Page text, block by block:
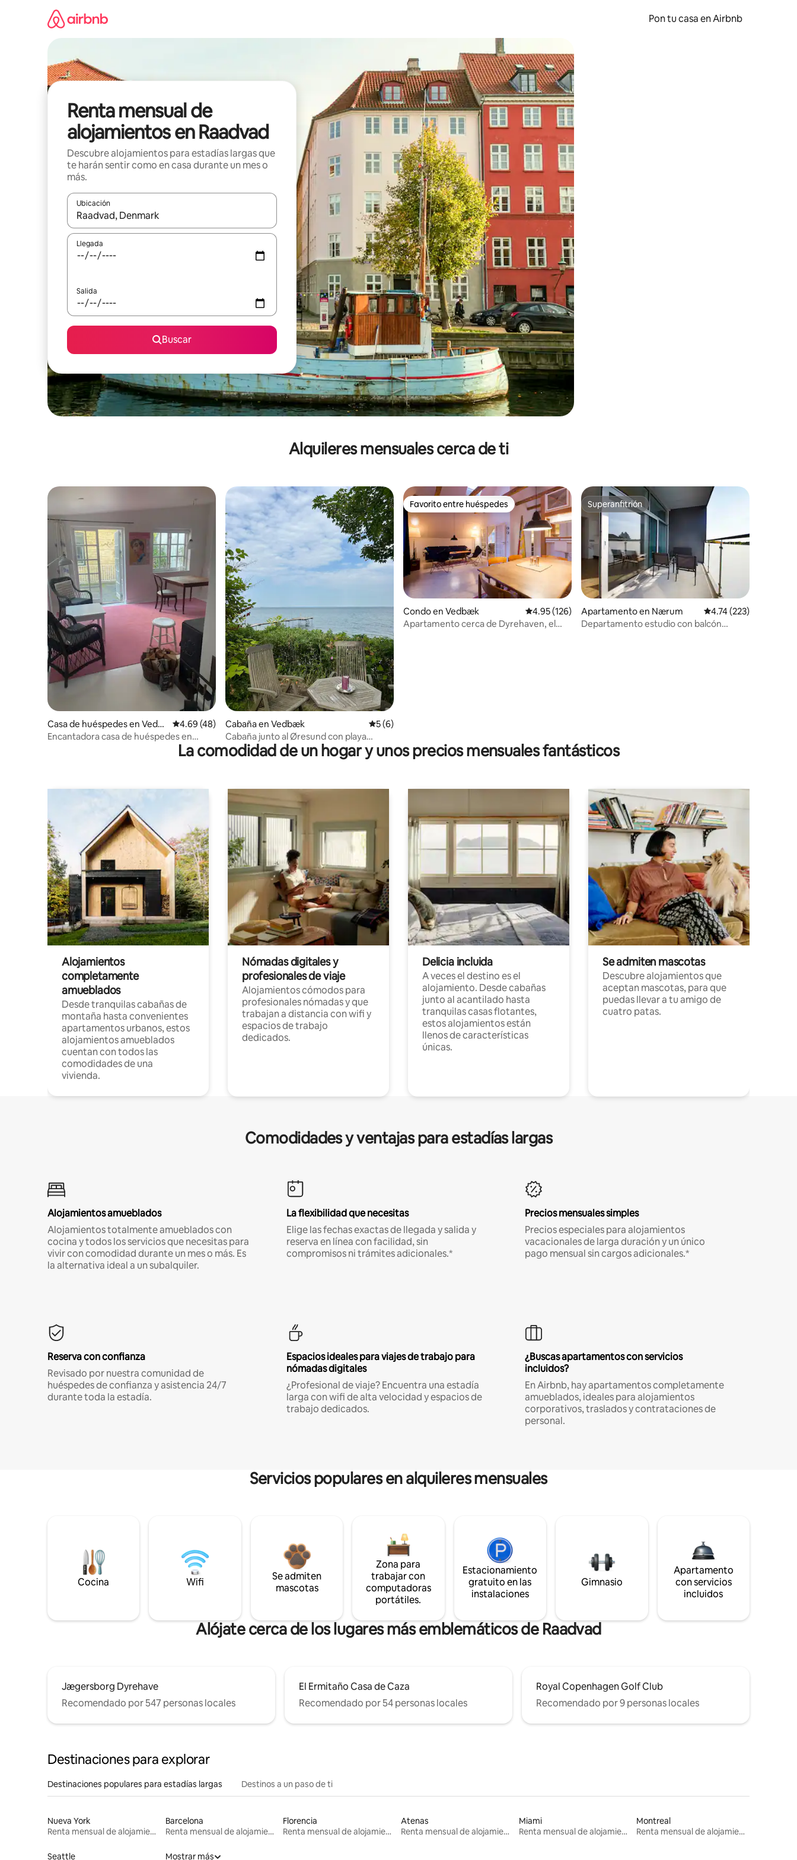
Pon tu casa en Airbnb
Renta mensual de
alojamientos en Raadvad
Descubre alojamientos para estadías largas que
te harán sentir como en casa durante un mes o
más.
Ubicación
Cuando los resultados estén disponibles, navega con las teclas de flecha hacia arriba y hacia abajo o explora con el tacto o desliza el dedo.
Llegada
Salida
Buscar
Alquileres mensuales cerca de ti
Casa de huéspedes en Vedb
æk
Calificación promedio: 4.69 de 5, 48 reseñas
4.69 (48)
Encantadora casa de huéspedes en
Cabaña en Vedbæk Calificación promedio: 5 de 5, 6 reseñas
5 (6)
Cabaña junto al Øresund con playa
privada
Favorito entre huéspedes
Favorito entre huéspedes
Condo en Vedbæk Calificación promedio: 4.95 de 5, 126 reseñas
4.95 (126)
Apartamento cerca de Dyrehaven, el
Superanfitrión
Superanfitrión
Apartamento en Nærum Calificación promedio:
4.74 (223)
Departamento estudio con balcón
La comodidad de un hogar y unos precios mensuales fantásticos
Alojamientos
completamente
amueblados
Desde tranquilas cabañas de
montaña hasta convenientes
apartamentos urbanos, estos
alojamientos amueblados
cuentan con todos las
comodidades de una
vivienda.
Nómadas digitales y
profesionales de viaje
Alojamientos cómodos para
profesionales nómadas y que
trabajan a distancia con wifi y
espacios de trabajo
dedicados.
Delicia incluida
A veces el destino es el
alojamiento. Desde cabañas
junto al acantilado hasta
tranquilas casas flotantes,
estos alojamientos están
llenos de características
únicas.
Se admiten mascotas
Descubre alojamientos que
aceptan mascotas, para que
puedas llevar a tu amigo de
cuatro patas.
Comodidades y ventajas para estadías largas
Alojamientos amueblados
Alojamientos totalmente amueblados con
cocina y todos los servicios que necesitas para
vivir con comodidad durante un mes o más. Es
la alternativa ideal a un subalquiler.
La flexibilidad que necesitas
Elige las fechas exactas de llegada y salida y
reserva en línea con facilidad, sin
compromisos ni trámites adicionales.*
Precios mensuales simples
Precios especiales para alojamientos
vacacionales de larga duración y un único
pago mensual sin cargos adicionales.*
Reserva con confianza
Revisado por nuestra comunidad de
huéspedes de confianza y asistencia 24/7
durante toda la estadía.
Espacios ideales para viajes de trabajo para
nómadas digitales
¿Profesional de viaje? Encuentra una estadía
larga con wifi de alta velocidad y espacios de
trabajo dedicados.
¿Buscas apartamentos con servicios
incluidos?
En Airbnb, hay apartamentos completamente
amueblados, ideales para alojamientos
corporativos, traslados y contrataciones de
personal.
Servicios populares en alquileres mensuales
Cocina Wifi
Se admiten
mascotas
Zona para
trabajar con
computadoras
portátiles.
Estacionamiento
gratuito en las
instalaciones
Gimnasio
Apartamento
con servicios
incluidos
Alójate cerca de los lugares más emblemáticos de Raadvad
Jægersborg Dyrehave
Recomendado por 547 personas locales
El Ermitaño Casa de Caza
Recomendado por 54 personas locales
Royal Copenhagen Golf Club
Recomendado por 9 personas locales
Destinaciones para explorar
Destinaciones populares para estadías largas Destinos a un paso de ti
Nueva York
Renta mensual de alojamientos
Barcelona
Renta mensual de alojamientos
Florencia
Renta mensual de alojamientos
Atenas
Renta mensual de alojamientos
Miami
Renta mensual de alojamientos
Montreal
Renta mensual de alojamientos
Seattle Mostrar más